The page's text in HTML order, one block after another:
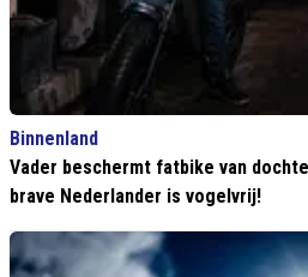
Binnenland
Vader beschermt fatbike van
brave Nederlander is vogelvrij!